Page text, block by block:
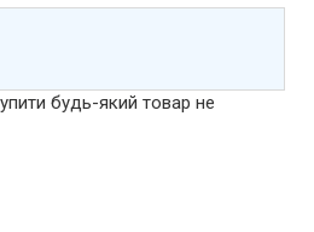
будь-який товар не